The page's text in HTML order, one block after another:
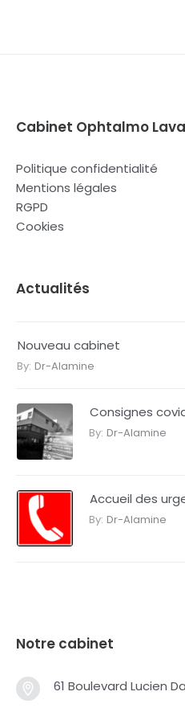
Cabinet Ophtalmo
Politique confidentialité
Mentions légales
RGPD
Cookies
Actualités
Nouveau cabinet
By: Dr-Alamine
Consignes
By: Dr-Alamine
Accueil des
By: Dr-Alamine
Notre cabinet
61 Boulevard Lucien